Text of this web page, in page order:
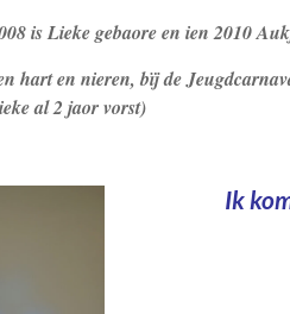
is Lieke gebaore en ien 2010
hart en nieren, bïj de
al 2 jaor vorst)
Ik